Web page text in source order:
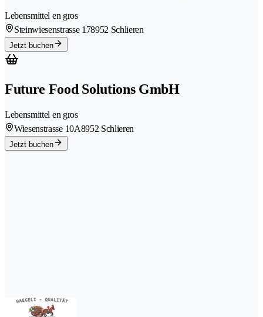
Lebensmittel en gros
Steinwiesenstrasse 178952 Schlieren
Jetzt buchen
Future Food Solutions GmbH
Lebensmittel en gros
Wiesenstrasse 10A8952 Schlieren
Jetzt buchen